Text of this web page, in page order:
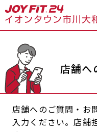
店舗トップ
会員の方へトップ
店舗へ
店舗へのご質問・お
入力ください。店舗